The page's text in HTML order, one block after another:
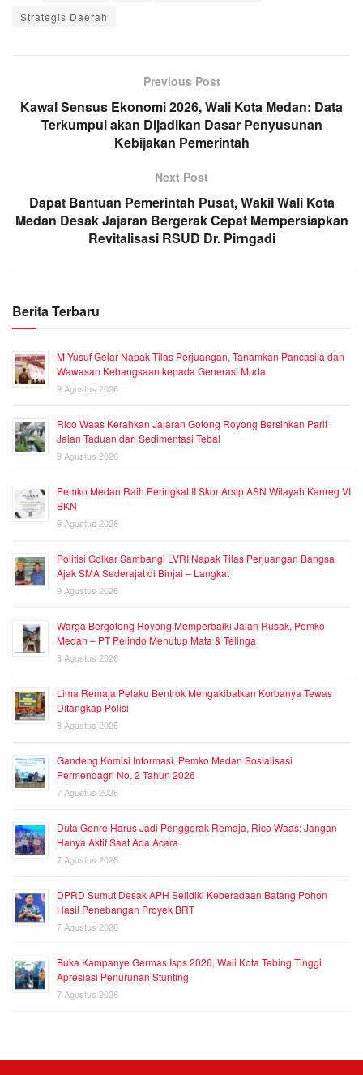
Strategis Daerah
Previous Post
Kawal Sensus Ekonomi 2026, Wali Kota Medan: Data
Terkumpul akan Dijadikan Dasar Penyusunan
Kebijakan Pemerintah
Next Post
Dapat Bantuan Pemerintah Pusat, Wakil Wali Kota
Medan Desak Jajaran Bergerak Cepat Mempersiapkan
Revitalisasi RSUD Dr. Pirngadi
Berita Terbaru
M Yusuf Gelar Napak Tilas Perjuangan, Tanamkan Pancasila dan
Wawasan Kebangsaan kepada Generasi Muda
9 Agustus 2026
Rico Waas Kerahkan Jajaran Gotong Royong Bersihkan Parit
Jalan Taduan dari Sedimentasi Tebal
9 Agustus 2026
Pemko Medan Raih Peringkat II Skor Arsip ASN Wilayah Kanreg VI
BKN
9 Agustus 2026
Politisi Golkar Sambangi LVRI Napak Tilas Perjuangan Bangsa
Ajak SMA Sederajat di Binjai – Langkat
9 Agustus 2026
Warga Bergotong Royong Memperbaiki Jalan Rusak, Pemko
Medan – PT Pelindo Menutup Mata & Telinga
8 Agustus 2026
Lima Remaja Pelaku Bentrok Mengakibatkan Korbanya Tewas
Ditangkap Polisi
8 Agustus 2026
Gandeng Komisi Informasi, Pemko Medan Sosialisasi
Permendagri No. 2 Tahun 2026
7 Agustus 2026
Duta Genre Harus Jadi Penggerak Remaja, Rico Waas: Jangan
Hanya Aktif Saat Ada Acara
7 Agustus 2026
DPRD Sumut Desak APH Selidiki Keberadaan Batang Pohon
Hasil Penebangan Proyek BRT
7 Agustus 2026
Buka Kampanye Germas Isps 2026, Wali Kota Tebing Tinggi
Apresiasi Penurunan Stunting
7 Agustus 2026